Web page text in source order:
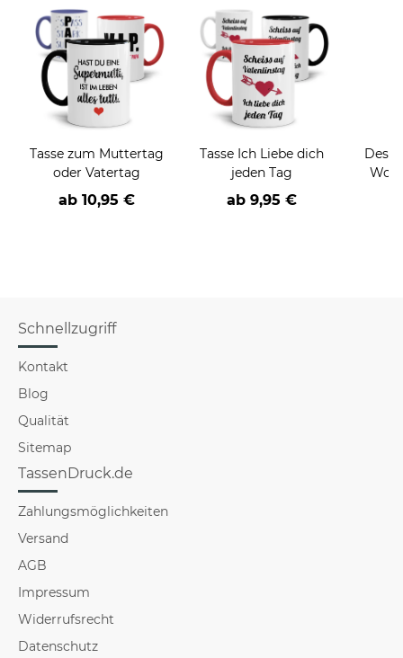
Tasse zum Muttertag
oder Vatertag
ab 10,95 €
Tasse Ich Liebe dich
jeden Tag
ab 9,95 €
Schnellzugriff
Kontakt
Blog
Qualität
Sitemap
TassenDruck.de
Zahlungsmöglichkeiten
Versand
AGB
Impressum
Widerrufsrecht
Datenschutz